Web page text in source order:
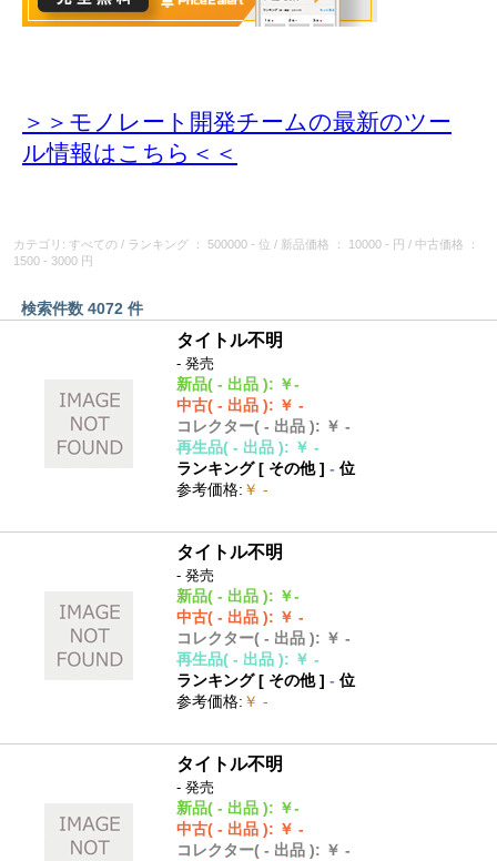
＞＞モノレート開発チームの最新のツー
ル情報はこちら＜＜
カテゴリ: すべての / ランキング ： 500000 - 位 / 新品価格 ： 10000 - 円 / 中古価格
：
1500 - 3000 円
検索件数 4072 件
タイトル不明
- 発売
新品( - 出品 ): ￥-
中古( - 出品 ): ￥ -
コレクター( - 出品 ): ￥ -
再生品( - 出品 ): ￥ -
ランキング [ その他]- 位
参考価格: ￥ -
タイトル不明
- 発売
新品( - 出品 ): ￥-
中古( - 出品 ): ￥ -
コレクター( - 出品 ): ￥ -
再生品( - 出品 ): ￥ -
ランキング [ その他]- 位
参考価格: ￥ -
タイトル不明
- 発売
新品( - 出品 ): ￥-
中古( - 出品 ): ￥ -
コレクター( - 出品 ): ￥ -